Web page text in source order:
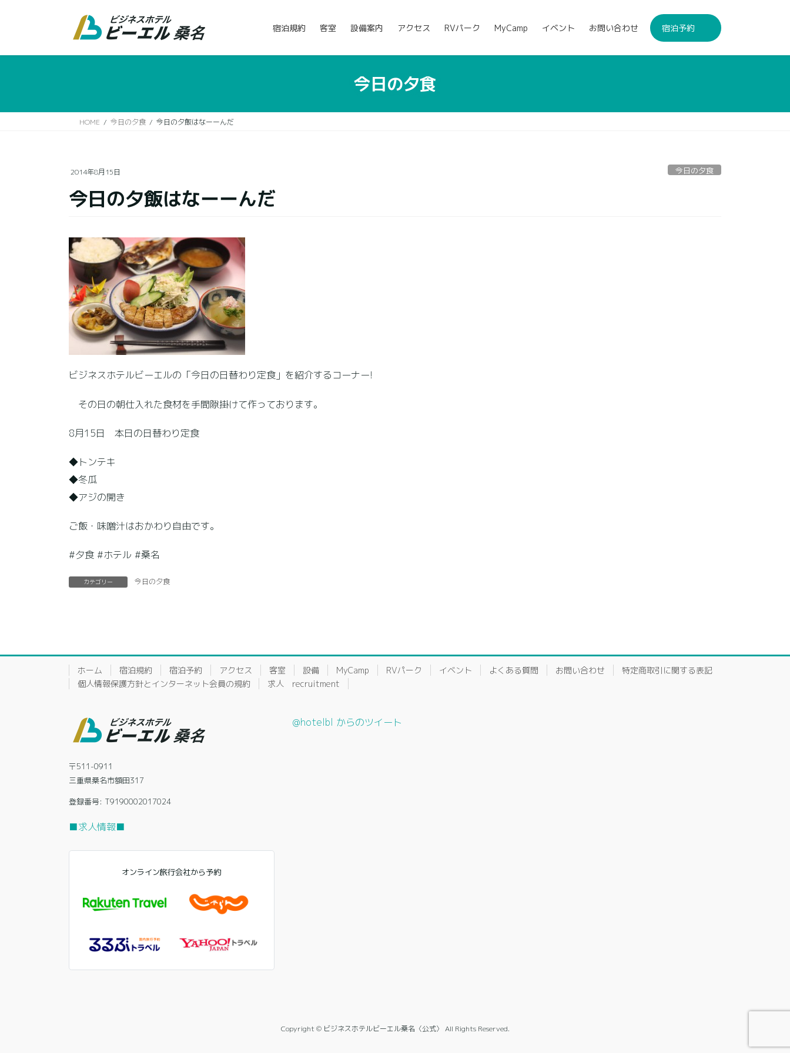
宿泊規約 客室 設備案内 アクセス RVパーク MyCamp イベント お問い合わせ 宿泊予約
今日の夕食
HOME 今日の夕食 今日の夕飯はなーーんだ
2014年8月15日 今日の夕食
今日の夕飯はなーーんだ
ビジネスホテルビーエルの「今日の日替わり定食」を紹介するコーナー!
その日の朝仕入れた食材を手間隙掛けて作っております。
8月15日 本日の日替わり定食
◆トンテキ
◆冬瓜
◆アジの開き
ご飯・味噌汁はおかわり自由です。
#夕食 #ホテル #桑名
カテゴリー 今日の夕食
ホーム 宿泊規約 宿泊予約 アクセス 客室 設備 MyCamp RVパーク イベント よくある質問 お問い合わせ
特定商取引に関する表記
個人情報保護方針とインターネット会員の規約
求人 recruitment
〒511-0911
三重県桑名市額田317
登録番号: T9190002017024
■求人情報■
オンライン旅行会社から予約
@hotelbl からのツイート
Copyright © ビジネスホテルビーエル桑名〈公式〉 All Rights Reserved.